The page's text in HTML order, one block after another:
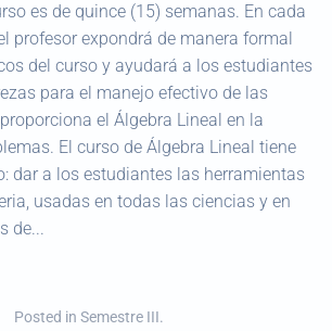
es de quince (15) semanas. En cada
profesor expondrá de manera formal
del curso y ayudará a los estudiantes
para el manejo efectivo de las
el Álgebra Lineal en la
El curso de Álgebra Lineal tiene
dar a los estudiantes las herramientas
usadas en todas las ciencias y en
de...
Posted in Semestre III.